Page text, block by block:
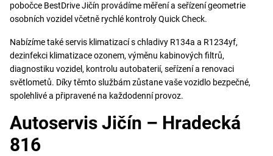
pobočce BestDrive Jičín provádíme měření a seřízení geometrie
osobních vozidel včetně rychlé kontroly Quick Check.
Nabízíme také servis klimatizací s chladivy R134a a R1234yf,
dezinfekci klimatizace ozonem, výměnu kabinových filtrů,
diagnostiku vozidel, kontrolu autobaterií, seřízení a renovaci
světlometů. Díky těmto službám zůstane vaše vozidlo bezpečné,
spolehlivé a připravené na každodenní provoz.
Autoservis Jičín – Hradecká
816